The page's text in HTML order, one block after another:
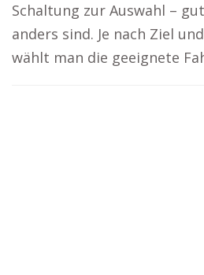
Schaltung zur Auswahl –
anders sind. Je nach Ziel
wählt man die geeignete